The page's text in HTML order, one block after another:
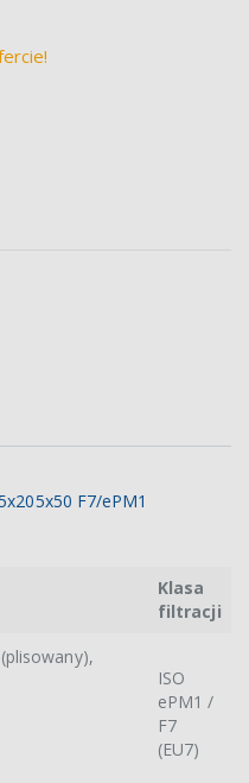
F7/ePM1
Klasa
filtracji
ISO
ePM1 /
F7
(EU7)